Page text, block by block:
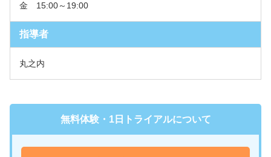
金 15:00～19:00
指導者
丸之内
無料体験・1日トライアルについて